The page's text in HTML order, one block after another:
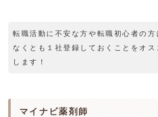
転職活動に不安な方や転職初心者の方
なくとも１社登録しておくことをオス
します！
マイナビ薬剤師